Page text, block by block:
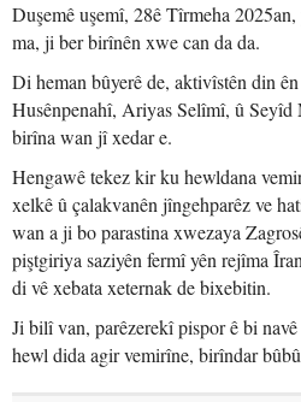
Duşemê uşemî, 28ê Tîrmeha
ma, ji ber birînên xwe can da da.
Di heman bûyerê de, aktivîstên din
Husênpenahî, Ariyas Selîmî, û
birîna wan jî xedar e.
Hengawê tekez kir ku hewldana
xelkê û çalakvanên jîngehparêz ve
wan a ji bo parastina xwezaya
piştgiriya saziyên fermî yên rejîma
di vê xebata xeternak de bixebitin.
Ji bilî van, parêzerekî pispor ê bi
hewl dida agir vemirîne, birîndar